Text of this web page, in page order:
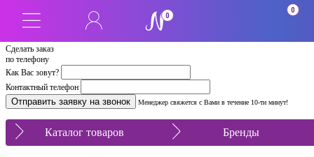
Сделать заказ
по телефону
Как Вас зовут?
Контактный телефон
Менеджер свяжется с Вами в течение 10-ти минут!
0
0
Каталог товаров Бренды